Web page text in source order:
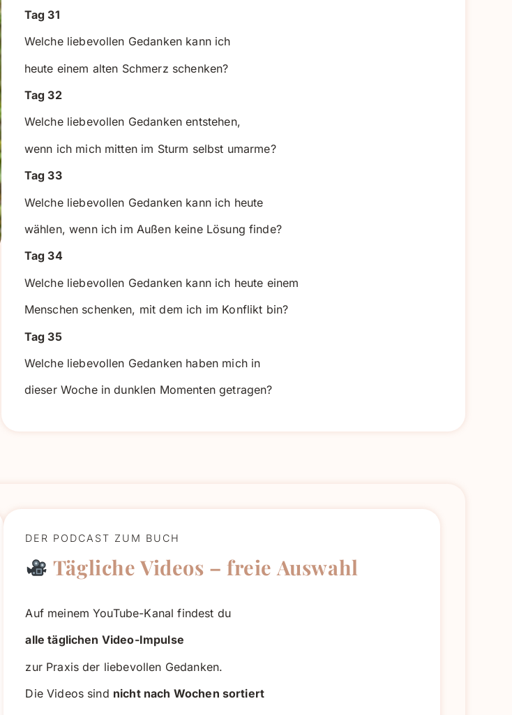
Tag 31
Welche liebevollen Gedanken kann ich
heute einem alten Schmerz schenken?
Tag 32
Welche liebevollen Gedanken entstehen,
wenn ich mich mitten im Sturm selbst umarme?
Tag 33
Welche liebevollen Gedanken kann ich heute
wählen, wenn ich im Außen keine Lösung finde?
Tag 34
Welche liebevollen Gedanken kann ich heute einem
Menschen schenken, mit dem ich im Konflikt bin?
Tag 35
Welche liebevollen Gedanken haben mich in
dieser Woche in dunklen Momenten getragen?
DER PODCAST ZUM BUCH
Tägliche Videos – freie Auswahl
Auf meinem YouTube-Kanal findest du
alle täglichen Video-Impulse
zur Praxis der liebevollen Gedanken.
Die Videos sind nicht nach Wochen sortiert